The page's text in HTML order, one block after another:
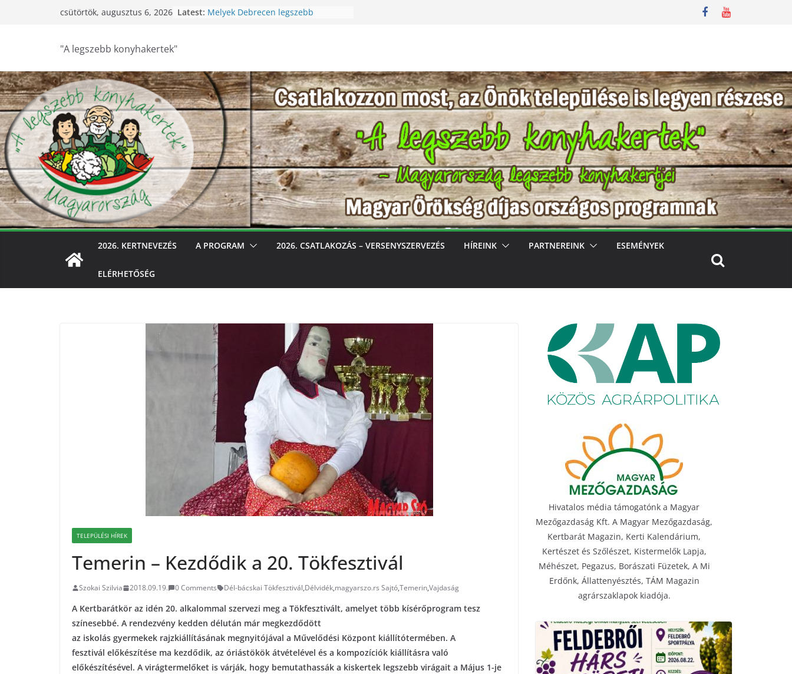
csütörtök, augusztus 6, 2026 Latest: Melyek Debrecen legszebb
nógrádi óvoda! Különleges módon
nevelik a természet szeretetére a
legkisebbeket
Keresik Debrecen legszebb
konyhakertjeit
Debrecen – Ültess, gondozd, nyerj:
Debrecen legszebb konyhakertjeit
keresik – videóval
"A legszebb konyhakertek"
2026. KERTNEVEZÉS A PROGRAM 2026. CSATLAKOZÁS – VERSENYSZERVEZÉS HÍREINK PARTNEREINK ESEMÉNYEK
ELÉRHETŐSÉG
TELEPÜLÉSI HÍREK
Temerin – Kezdődik a 20. Tökfesztivál
Szokai Szilvia 2018.09.19. 0 Comments Dél-bácskai Tökfesztivál,Délvidék,magyarszo.rs Sajtó,Temerin,Vajdaság
A Kertbarátkör az idén 20. alkalommal szervezi meg a Tökfesztivált, amelyet több kísérőprogram tesz
színesebbé. A rendezvény kedden délután már megkezdődött
az iskolás gyermekek rajzkiállításának megnyitójával a Művelődési Központ kiállítótermében. A
fesztivál előkészítése ma kezdődik, az óriástökök átvételével és a kompozíciók kiállításra való
előkészítésével. A virágtermelőket is várják, hogy bemutathassák a kiskertek legszebb virágait a Május 1-je
Hivatalos média támogatónk a Magyar
Mezőgazdaság Kft. A Magyar Mezőgazdaság,
Kertbarát Magazin, Kerti Kalendárium,
Kertészet és Szőlészet, Kistermelők Lapja,
Méhészet, Pegazus, Borászati Füzetek, A Mi
Erdőnk, Állattenyésztés, TÁM Magazin
agrárszaklapok kiadója.